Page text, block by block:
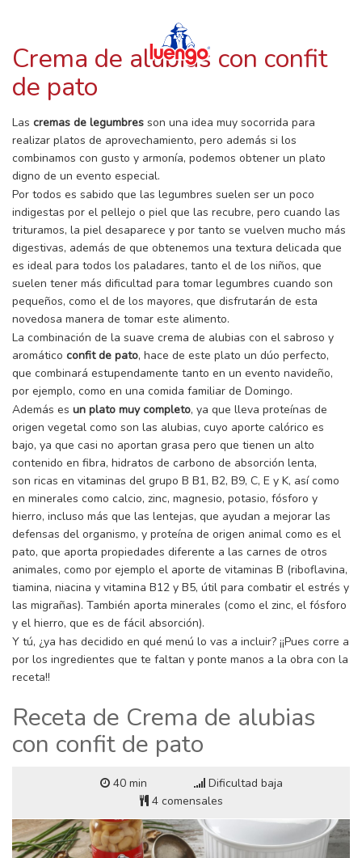
Crema de alubias con confit
de pato
Las cremas de legumbres son una idea muy socorrida para
realizar platos de aprovechamiento, pero además si los
combinamos con gusto y armonía, podemos obtener un plato
digno de un evento especial.
Por todos es sabido que las legumbres suelen ser un poco
indigestas por el pellejo o piel que las recubre, pero cuando las
trituramos, la piel desaparece y por tanto se vuelven mucho más
digestivas, además de que obtenemos una textura delicada que
es ideal para todos los paladares, tanto el de los niños, que
suelen tener más dificultad para tomar legumbres cuando son
pequeños, como el de los mayores, que disfrutarán de esta
novedosa manera de tomar este alimento.
La combinación de la suave crema de alubias con el sabroso y
aromático confit de pato, hace de este plato un dúo perfecto,
que combinará estupendamente tanto en un evento navideño,
por ejemplo, como en una comida familiar de Domingo.
Además es un plato muy completo, ya que lleva proteínas de
origen vegetal como son las alubias, cuyo aporte calórico es
bajo, ya que casi no aportan grasa pero que tienen un alto
contenido en fibra, hidratos de carbono de absorción lenta,
son ricas en vitaminas del grupo B B1, B2, B9, C, E y K, así como
en minerales como calcio, zinc, magnesio, potasio, fósforo y
hierro, incluso más que las lentejas, que ayudan a mejorar las
defensas del organismo, y proteína de origen animal como es el
pato, que aporta propiedades diferente a las carnes de otros
animales, como por ejemplo el aporte de vitaminas B (riboflavina,
tiamina, niacina y vitamina B12 y B5, útil para combatir el estrés y
las migrañas). También aporta minerales (como el zinc, el fósforo
y el hierro, que es de fácil absorción).
Y tú, ¿ya has decidido en qué menú lo vas a incluir? ¡¡Pues corre a
por los ingredientes que te faltan y ponte manos a la obra con la
receta!!
Receta de Crema de alubias
con confit de pato
40 min
Dificultad baja
4 comensales